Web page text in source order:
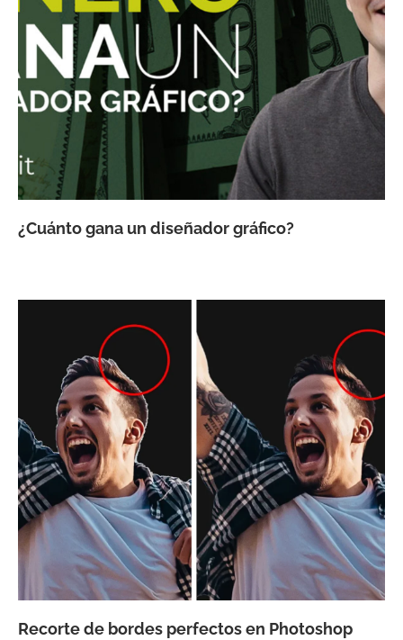
¿Cuánto gana un diseñador gráfico?
Recorte de bordes perfectos en Photoshop